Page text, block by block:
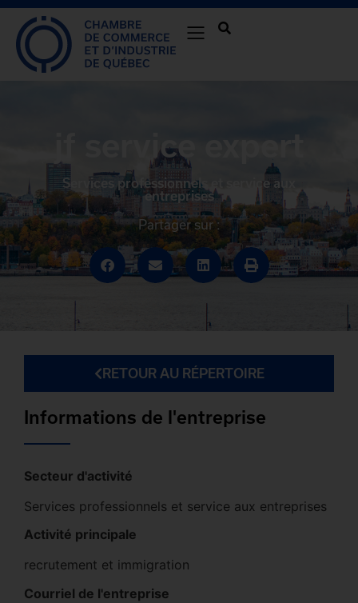
jf service expert
Services professionnels et service aux
entreprises
Partager sur :
RETOUR AU RÉPERTOIRE
Informations de l'entreprise
Secteur d'activité
Services professionnels et service aux entreprises
Activité principale
recrutement et immigration
Courriel de l'entreprise